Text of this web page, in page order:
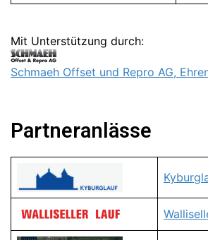
Mit Unterstützung durch:
Schmaeh Offset und Repro AG,
Partneranlässe